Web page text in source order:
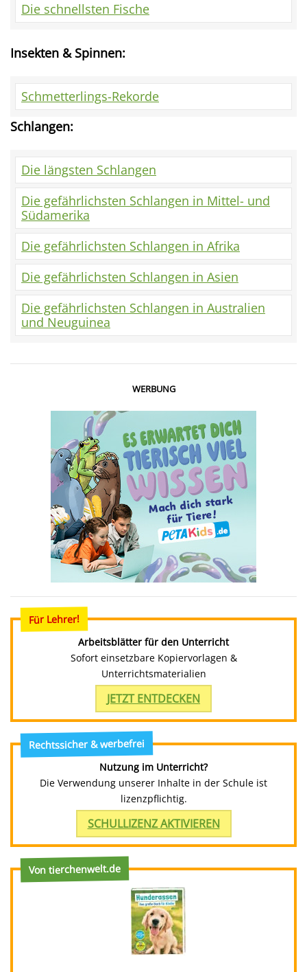
Die schnellsten Fische
Insekten & Spinnen:
Schmetterlings-Rekorde
Schlangen:
Die längsten Schlangen
Die gefährlichsten Schlangen in Mittel- und
Südamerika
Die gefährlichsten Schlangen in Afrika
Die gefährlichsten Schlangen in Asien
Die gefährlichsten Schlangen in Australien
und Neuguinea
WERBUNG
Für Lehrer!
Arbeitsblätter für den Unterricht
Sofort einsetzbare Kopiervorlagen &
Unterrichtsmaterialien
JETZT ENTDECKEN
Rechtssicher & werbefrei
Nutzung im Unterricht?
Die Verwendung unserer Inhalte in der Schule ist
lizenzpflichtig.
SCHULLIZENZ AKTIVIEREN
Von tierchenwelt.de